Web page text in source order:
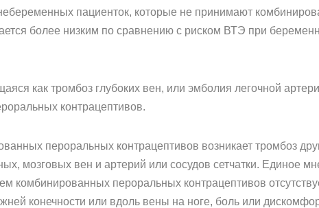
пациенток, которые не принимают
более низким по сравнению с риском ВТЭ при
как тромбоз глубоких вен, или эмболия легочной
контрацептивов.
пероральных контрацептивов возникает тромбоз
мозговых вен и артерий или сосудов сетчатки. Единое
комбинированных пероральных контрацептивов
конечности или вдоль вены на ноге, боль или